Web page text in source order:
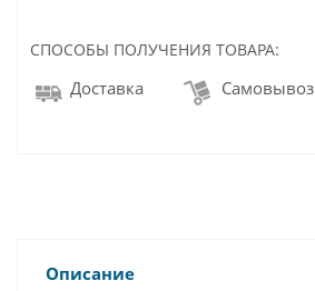
СПОСОБЫ ПОЛУЧЕНИЯ ТОВАРА:
Доставка Самовывоз
Описание